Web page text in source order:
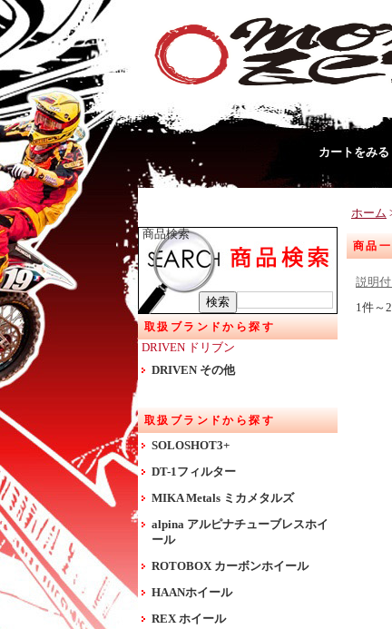
カートをみる
商品検索
取扱ブランドから探す
DRIVEN ドリブン
DRIVEN その他
取扱ブランドから探す
SOLOSHOT3+
DT-1フィルター
MIKA Metals ミカメタルズ
alpina アルピナチューブレスホイ
ール
ROTOBOX カーボンホイール
HAANホイール
REX ホイール
ホーム
商品
説明付
1件～